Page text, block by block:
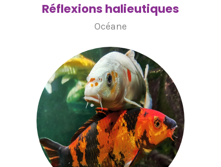
Réflexions halieutiques
Océane